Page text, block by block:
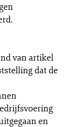
van artikel
dat de
en